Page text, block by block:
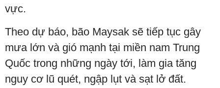
vực.
Theo dự báo, bão Maysak sẽ tiếp tục gây
mưa lớn và gió mạnh tại miền nam Trung
Quốc trong những ngày tới, làm gia tăng
nguy cơ lũ quét, ngập lụt và sạt lở đất.